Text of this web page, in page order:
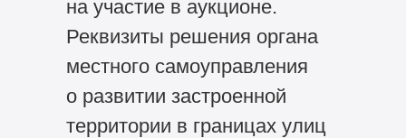
на участие в аукционе.
Реквизиты решения органа
местного самоуправления
о развитии застроенной
территории в границах улиц